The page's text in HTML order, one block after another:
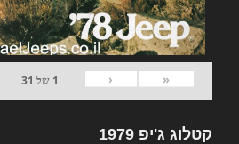
«
‹
1 של 31
קטלוג ג'יפ 1979